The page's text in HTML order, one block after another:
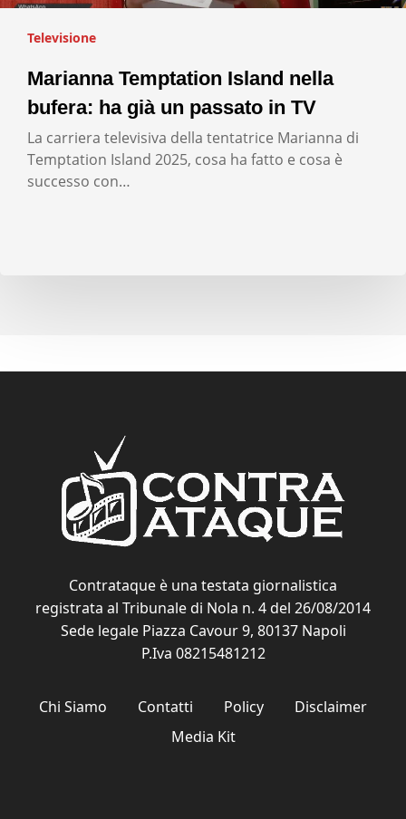
Televisione
Marianna Temptation Island nella
bufera: ha già un passato in TV
La carriera televisiva della tentatrice Marianna di
Temptation Island 2025, cosa ha fatto e cosa è
successo con…
Contrataque è una testata giornalistica
registrata al Tribunale di Nola n. 4 del 26/08/2014
Sede legale Piazza Cavour 9, 80137 Napoli
P.Iva 08215481212
Chi Siamo Contatti Policy
Disclaimer
Media Kit